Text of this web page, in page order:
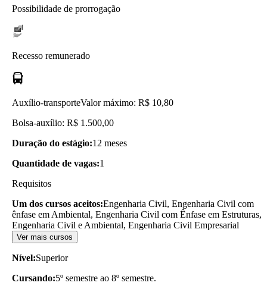
Possibilidade de prorrogação
Recesso remunerado
Auxílio-transporteValor máximo: R$ 10,80
Bolsa-auxílio: R$ 1.500,00
Duração do estágio:12 meses
Quantidade de vagas:1
Requisitos
Um dos cursos aceitos:Engenharia Civil, Engenharia Civil com
ênfase em Ambiental, Engenharia Civil com Ênfase em Estruturas,
Engenharia Civil e Ambiental, Engenharia Civil Empresarial
Ver mais cursos
Nível:Superior
Cursando:5º semestre ao 8º semestre.